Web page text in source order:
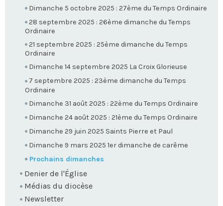
Dimanche 5 octobre 2025 : 27ème du Temps Ordinaire
28 septembre 2025 : 26ème dimanche du Temps
Ordinaire
21 septembre 2025 : 25ème dimanche du Temps
Ordinaire
Dimanche 14 septembre 2025 La Croix Glorieuse
7 septembre 2025 : 23ème dimanche du Temps
Ordinaire
Dimanche 31 août 2025 : 22ème du Temps Ordinaire
Dimanche 24 août 2025 : 21ème du Temps Ordinaire
Dimanche 29 juin 2025 Saints Pierre et Paul
Dimanche 9 mars 2025 1er dimanche de carême
Prochains dimanches
Denier de l'Église
Médias du diocèse
Newsletter